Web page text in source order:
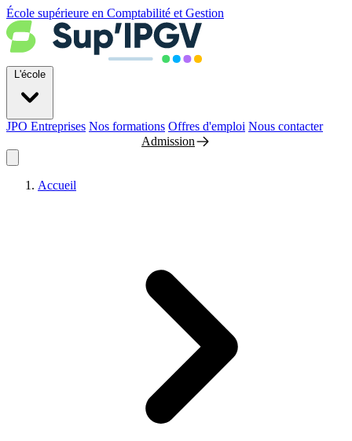
École supérieure en Comptabilité et Gestion
L'école
JPO Entreprises Nos formations Offres d'emploi Nous contacter
Admission
Accueil